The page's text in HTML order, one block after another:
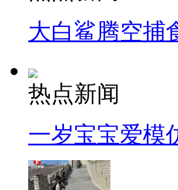
大白鲨腾空捕
热点新闻
一岁宝宝爱模